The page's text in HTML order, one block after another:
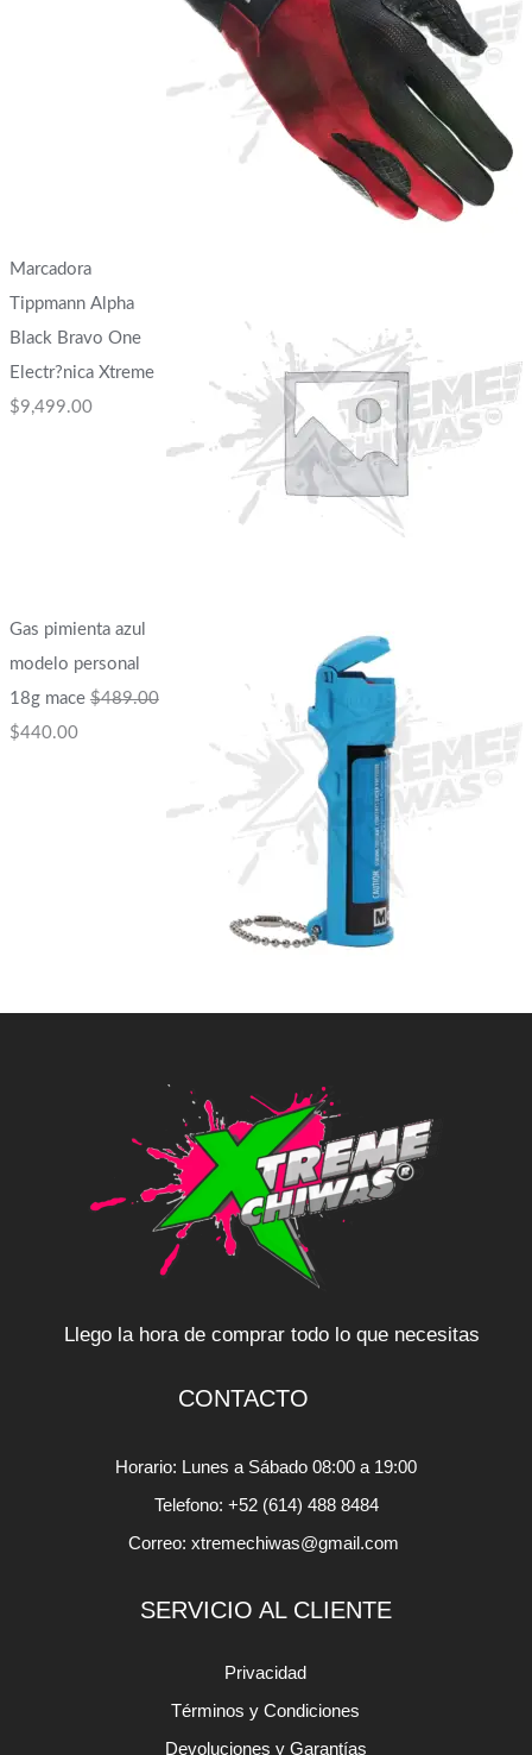
Marcadora
Tippmann Alpha
Black Bravo One
Electr?nica Xtreme
$9,499.00
Gas pimienta azul
modelo personal
18g mace $489.00
$440.00
Llego la hora de comprar todo lo que necesitas
CONTACTO
Horario: Lunes a Sábado 08:00 a 19:00
Telefono: +52 (614) 488 8484
Correo: xtremechiwas@gmail.com
SERVICIO AL CLIENTE
Privacidad
Términos y Condiciones
Devoluciones y Garantías